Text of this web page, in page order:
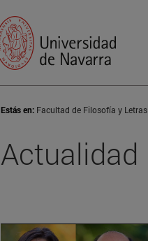
Estás en: Facultad de Filosofía y Letras
Actualidad